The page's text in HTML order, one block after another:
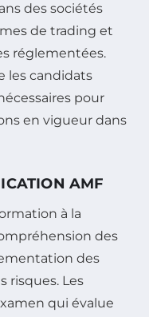
des sociétés
de trading et
réglementées.
les candidats
pour
en vigueur dans
AMF
à la
des
des
risques. Les
qui évalue